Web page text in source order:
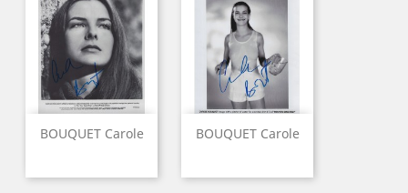
BOUQUET Carole BOUQUET Carole